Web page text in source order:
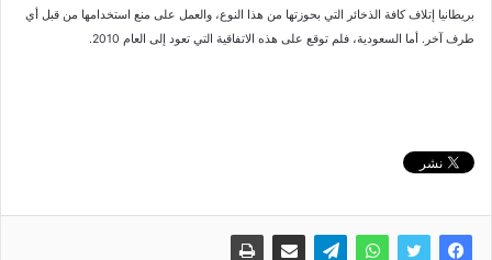
بريطانيا إتلاف كافة الذخائر التي بحوزتها من هذا النوع، والعمل على منع استخدامها من قبل أي
طرف آخر. أما السعودية، فلم توقع على هذه الاتفاقية التي تعود إلى العام 2010.